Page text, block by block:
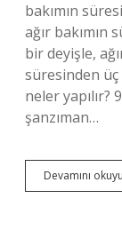
bakımın
ağır bakımın
bir deyişle,
süresinden üç
neler yapılır?
şanzıman…
Devamını